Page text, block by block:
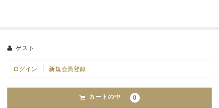
ゲスト
ログイン 新規会員登録
カートの中 0